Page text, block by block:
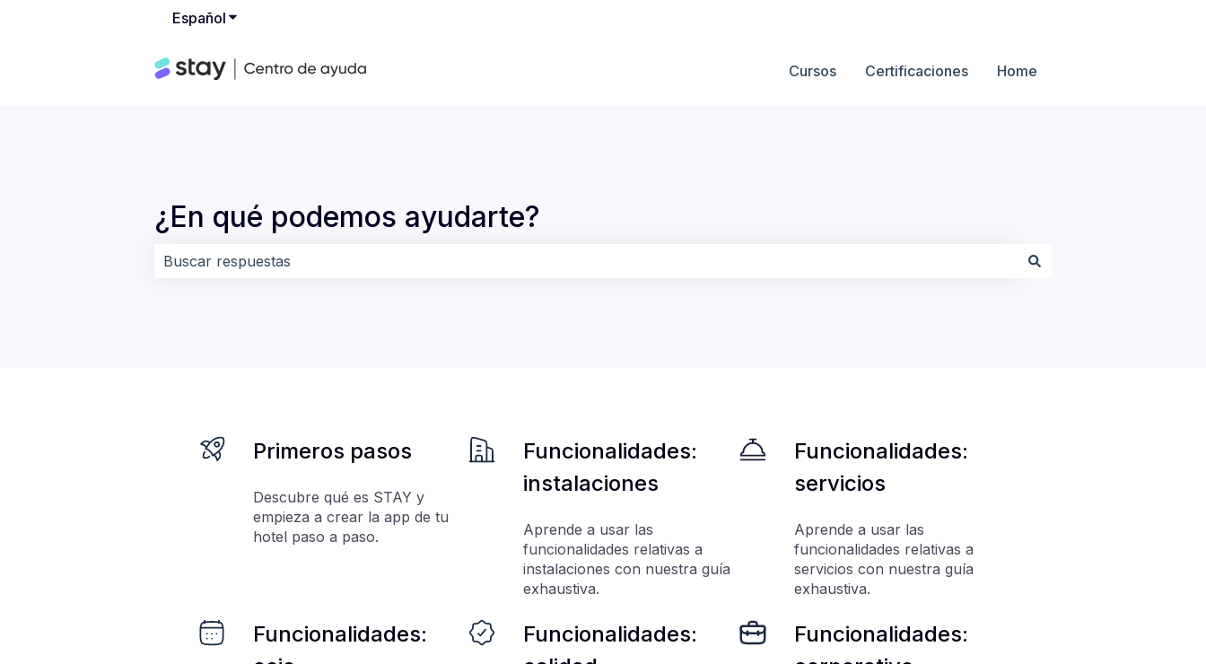
Español Traducciones de Mostrar submenú de
Cursos Certificaciones Home
¿En qué podemos ayudarte?
Primeros pasos
Descubre qué es STAY y
empieza a crear la app de tu
hotel paso a paso.
Funcionalidades:
instalaciones
Aprende a usar las
funcionalidades relativas a
instalaciones con nuestra guía
exhaustiva.
Funcionalidades:
servicios
Aprende a usar las
funcionalidades relativas a
servicios con nuestra guía
exhaustiva.
Funcionalidades:
Funcionalidades:
Funcionalidades: